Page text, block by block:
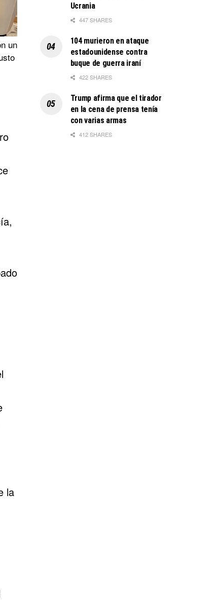
un
la
Ucrania
447 SHARES
104 murieron en ataque
estadounidense contra
buque de guerra iraní
422 SHARES
Trump afirma que el tirador
en la cena de prensa tenía
con varias armas
412 SHARES